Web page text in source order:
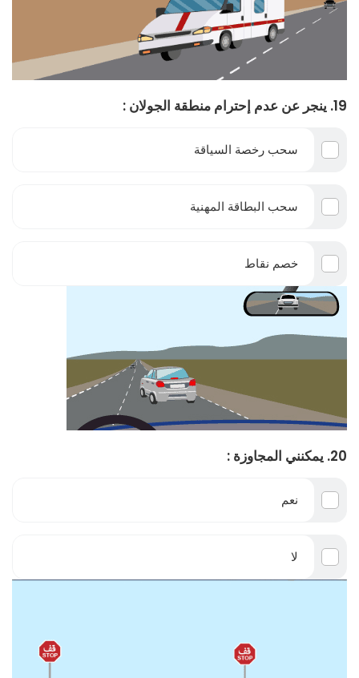
19. ينجر عن عدم إحترام منطقة الجولان :
سحب رخصة السياقة
سحب البطاقة المهنية
خصم نقاط
20. يمكنني المجاوزة :
نعم
لا